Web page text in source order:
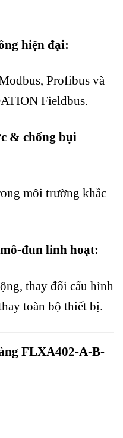
hiện đại:
Profibus và
Fieldbus.
& chống bụi
môi trường khắc
đun linh hoạt:
thay đổi cấu hình
toàn bộ thiết bị.
FLXA402-A-B-